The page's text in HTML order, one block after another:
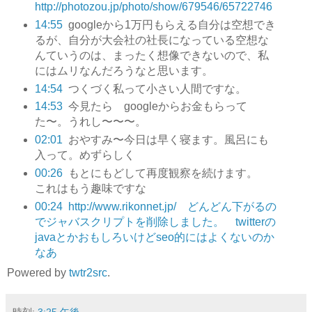
http://photozou.jp/photo/show/679546/65722746
14:55 googleから1万円もらえる自分は空想でき
るが、自分が大会社の社長になっている空想な
んていうのは、まったく想像できないので、私
にはムリなんだろうなと思います。
14:54 つくづく私って小さい人間ですな。
14:53 今見たら googleからお金もらって
た〜。うれし〜〜〜。
02:01 おやすみ〜今日は早く寝ます。風呂にも
入って。めずらしく
00:26
もとにもどして再度観察を続けます。
これはもう趣味ですな
00:24
http://www.rikonnet.jp/ どんどん下がるの
でジャバスクリプトを削除しました。 twitterの
javaとかおもしろいけどseo的にはよくないのか
なあ
Powered by twtr2src.